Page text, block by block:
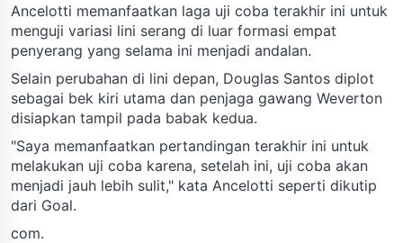
Ancelotti memanfaatkan laga uji coba terakhir ini untuk
menguji variasi lini serang di luar formasi empat
penyerang yang selama ini menjadi andalan.
Selain perubahan di lini depan, Douglas Santos diplot
sebagai bek kiri utama dan penjaga gawang Weverton
disiapkan tampil pada babak kedua.
"Saya memanfaatkan pertandingan terakhir ini untuk
melakukan uji coba karena, setelah ini, uji coba akan
menjadi jauh lebih sulit," kata Ancelotti seperti dikutip
dari Goal.
com.